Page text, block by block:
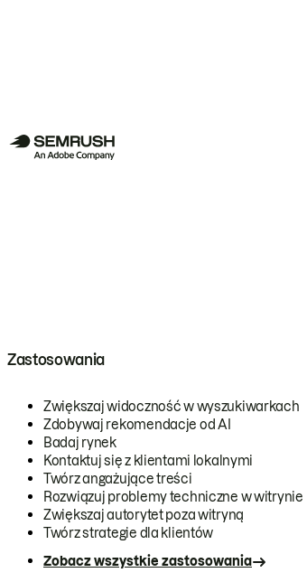
Zastosowania
Zwiększaj widoczność w wyszukiwarkach
Zdobywaj rekomendacje od AI
Badaj rynek
Kontaktuj się z klientami lokalnymi
Twórz angażujące treści
Rozwiązuj problemy techniczne w witrynie
Zwiększaj autorytet poza witryną
Twórz strategie dla klientów
Zobacz wszystkie zastosowania